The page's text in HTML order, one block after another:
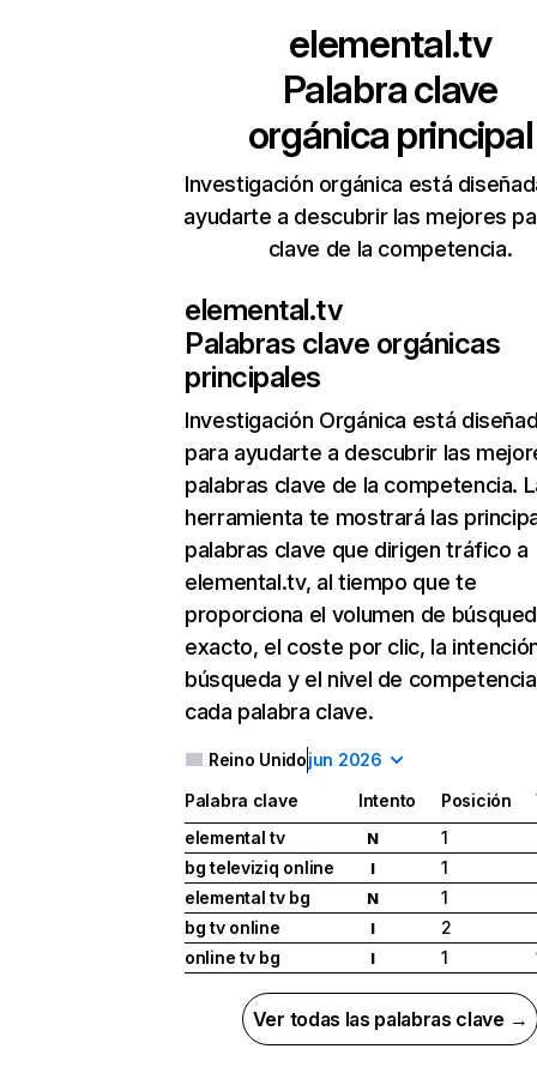
elemental.tv
Palabra clave
orgánica principal
Investigación orgánica está
ayudarte a descubrir las mejores
clave de la competencia.
elemental.tv
Palabras clave orgánicas
principales
Investigación Orgánica está
para ayudarte a descubrir las
palabras clave de la competencia.
herramienta te mostrará las
palabras clave que dirigen tráfico a
elemental.tv, al tiempo que te
proporciona el volumen de
exacto, el coste por clic, la
búsqueda y el nivel de
cada palabra clave.
Reino Unidojun 2026
Palabra clave Intento Posición
elemental tv
N 1
bg televiziq online
I 1
elemental tv bg
N 1
bg tv online
I 2
online tv bg
I 1
Ver todas las palabras clave →